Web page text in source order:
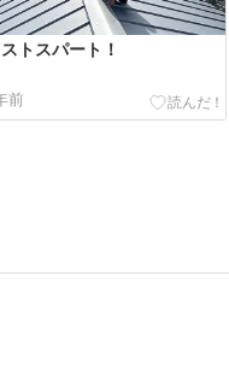
トスパート！
前